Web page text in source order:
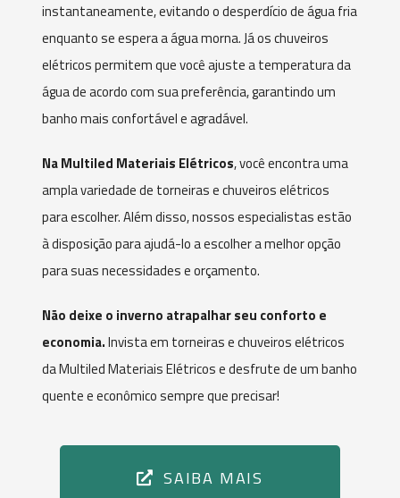
instantaneamente, evitando o desperdício de água fria
enquanto se espera a água morna. Já os chuveiros
elétricos permitem que você ajuste a temperatura da
água de acordo com sua preferência, garantindo um
banho mais confortável e agradável.
Na Multiled Materiais Elétricos, você encontra uma
ampla variedade de torneiras e chuveiros elétricos
para escolher. Além disso, nossos especialistas estão
à disposição para ajudá-lo a escolher a melhor opção
para suas necessidades e orçamento.
Não deixe o inverno atrapalhar seu conforto e
economia.Invista em torneiras e chuveiros elétricos
da Multiled Materiais Elétricos e desfrute de um banho
quente e econômico sempre que precisar!
SAIBA MAIS